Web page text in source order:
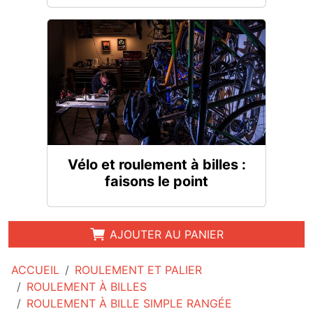
ACCUEIL
ROULEMENT ET PALIER
ROULEMENT À BILLES
ROULEMENT À BILLE SIMPLE RANGÉE
Vélo et roulement à billes :
faisons le point
AJOUTER AU PANIER